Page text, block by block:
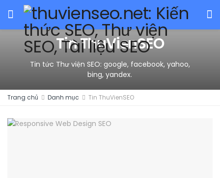
Tin ThuVienSEO
Tin tức Thư viện SEO: google, facebook, yahoo,
bing, yandex.
Trang chủ Danh mục Tin ThuVienSEO